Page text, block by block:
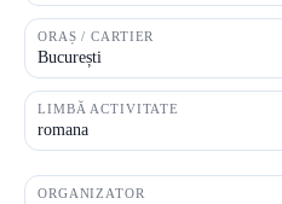
ORAȘ / CARTIER
București
LIMBĂ ACTIVITATE
romana
ORGANIZATOR